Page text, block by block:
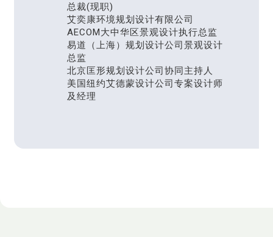
总裁(现职)
艾奕康环境规划设计有限公司
AECOM大中华区景观设计执行总监
易道（上海）规划设计公司景观设计
总监
北京匡形规划设计公司协同主持人
美国纽约艾德蒙设计公司专案设计师
及经理